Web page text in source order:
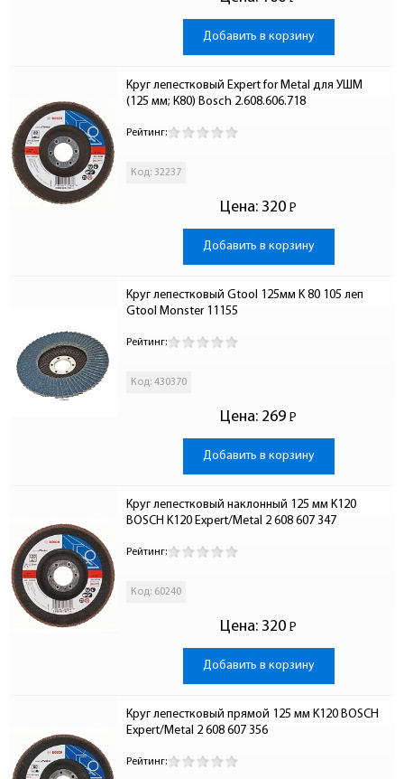
Добавить в корзину
Круг лепестковый Expert for Metal для УШМ
(125 мм; К80) Bosch 2.608.606.718
Рейтинг:
Код: 32237
Цена: 320 Р
-
Добавить в корзину
Круг лепестковый Gtool 125мм K 80 105 леп
Gtool Monster 11155
Рейтинг:
Код: 430370
Цена: 269 Р
-
Добавить в корзину
Круг лепестковый наклонный 125 мм K120
BOSCH K120 Expert/Metal 2 608 607 347
Рейтинг:
Код: 60240
Цена: 320 Р
-
Добавить в корзину
Круг лепестковый прямой 125 мм K120 BOSCH
Expert/Metal 2 608 607 356
Рейтинг: